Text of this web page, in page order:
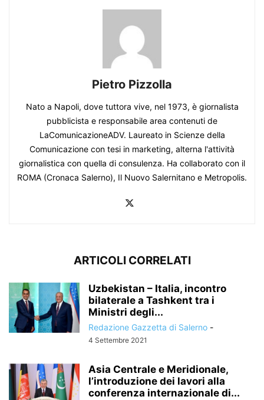
Pietro Pizzolla
Nato a Napoli, dove tuttora vive, nel 1973, è giornalista
pubblicista e responsabile area contenuti de
LaComunicazioneADV. Laureato in Scienze della
Comunicazione con tesi in marketing, alterna l'attività
giornalistica con quella di consulenza. Ha collaborato con il
ROMA (Cronaca Salerno), Il Nuovo Salernitano e Metropolis.
ARTICOLI CORRELATI
Uzbekistan – Italia, incontro
bilaterale a Tashkent tra i
Ministri degli...
Redazione Gazzetta di Salerno -
4 Settembre 2021
Asia Centrale e Meridionale,
l’introduzione dei lavori alla
conferenza internazionale di...